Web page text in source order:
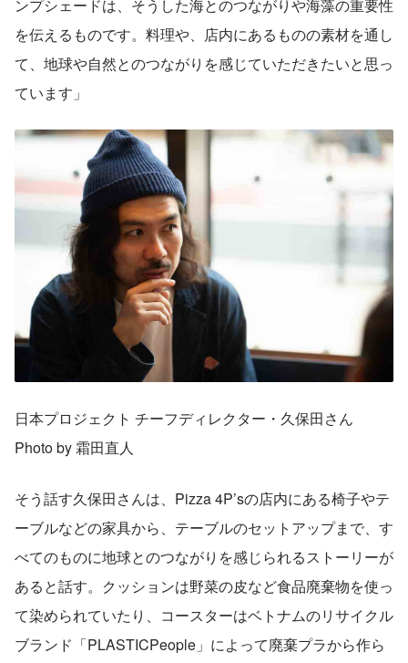
ンプシェードは、そうした海とのつながりや海藻の重要性
を伝えるものです。料理や、店内にあるものの素材を通し
て、地球や自然とのつながりを感じていただきたいと思っ
ています」
日本プロジェクト チーフディレクター・久保田さん
Photo by 霜田直人
そう話す久保田さんは、Pizza 4P’sの店内にある椅子やテ
ーブルなどの家具から、テーブルのセットアップまで、す
べてのものに地球とのつながりを感じられるストーリーが
あると話す。クッションは野菜の皮など食品廃棄物を使っ
て染められていたり、コースターはベトナムのリサイクル
ブランド「PLASTICPeople」によって廃棄プラから作ら